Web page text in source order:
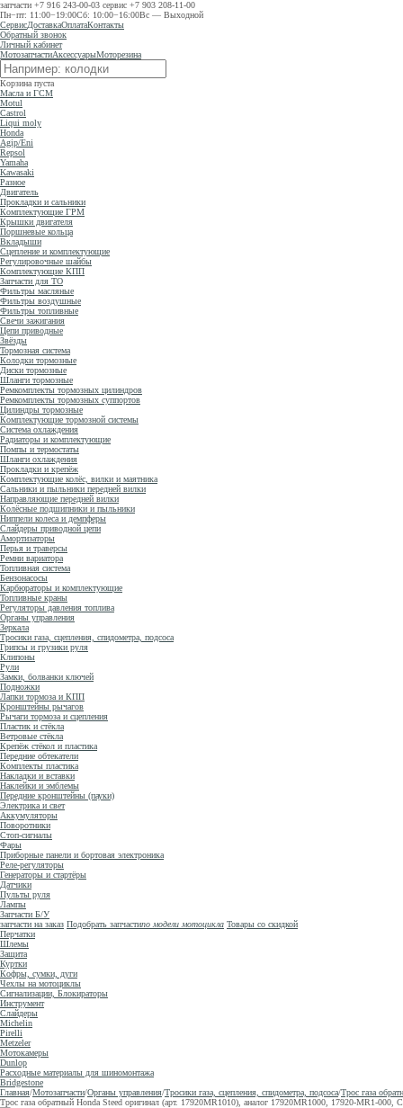
запчасти +7 916 243-00-03 сервис +7 903 208-11-00
Пн−пт: 11:00−19:00Сб: 10:00−16:00Вс — Выходной
СервисДоставкаОплатаКонтакты
Обратный звонок
Личный кабинет
МотозапчастиАксессуарыМоторезина
Корзина пуста
Масла и ГСМ
Motul
Castrol
Liqui moly
Honda
Agip/Eni
Repsol
Yamaha
Kawasaki
Разное
Двигатель
Прокладки и сальники
Комплектующие ГРМ
Крышки двигателя
Поршневые кольца
Вкладыши
Сцепление и комплектующие
Регулировочные шайбы
Комплектующие КПП
Запчасти для ТО
Фильтры масляные
Фильтры воздушные
Фильтры топливные
Свечи зажигания
Цепи приводные
Звёзды
Тормозная система
Колодки тормозные
Диски тормозные
Шланги тормозные
Ремкомплекты тормозных цилиндров
Ремкомплекты тормозных суппортов
Цилиндры тормозные
Комплектующие тормозной системы
Система охлаждения
Радиаторы и комплектующие
Помпы и термостаты
Шланги охлаждения
Прокладки и крепёж
Комплектующие колёс, вилки и маятника
Сальники и пыльники передней вилки
Направляющие передней вилки
Колёсные подшипники и пыльники
Ниппели колеса и демпферы
Слайдеры приводной цепи
Амортизаторы
Перья и траверсы
Ремни вариатора
Топливная система
Бензонасосы
Карбюраторы и комплектующие
Топливные краны
Регуляторы давления топлива
Органы управления
Зеркала
Тросики газа, сцепления, спидометра, подсоса
Грипсы и грузики руля
Клипоны
Рули
Замки, болванки ключей
Подножки
Лапки тормоза и КПП
Кронштейны рычагов
Рычаги тормоза и сцепления
Пластик и стёкла
Ветровые стёкла
Крепёж стёкол и пластика
Передние обтекатели
Комплекты пластика
Накладки и вставки
Наклейки и эмблемы
Передние кронштейны (пауки)
Электрика и свет
Аккумуляторы
Поворотники
Стоп-сигналы
Фары
Приборные панели и бортовая электроника
Реле-регуляторы
Генераторы и стартёры
Датчики
Пульты руля
Лампы
Запчасти Б/У
запчасти на заказ Подобрать запчастипо модели мотоцикла Товары со скидкой
Перчатки
Шлемы
Защита
Куртки
Кофры, сумки, дуги
Чехлы на мотоциклы
Сигнализации, Блокираторы
Инструмент
Слайдеры
Michelin
Pirelli
Metzeler
Мотокамеры
Dunlop
Расходные материалы для шиномонтажа
Bridgestone
Главная/Мотозапчасти/Органы управления/Тросики газа, сцепления, спидометра, подсоса/Трос газа
Трос газа обратный Honda Steed оригинал (арт. 17920MR1010), аналог 17920MR1000, 17920-MR1-000,